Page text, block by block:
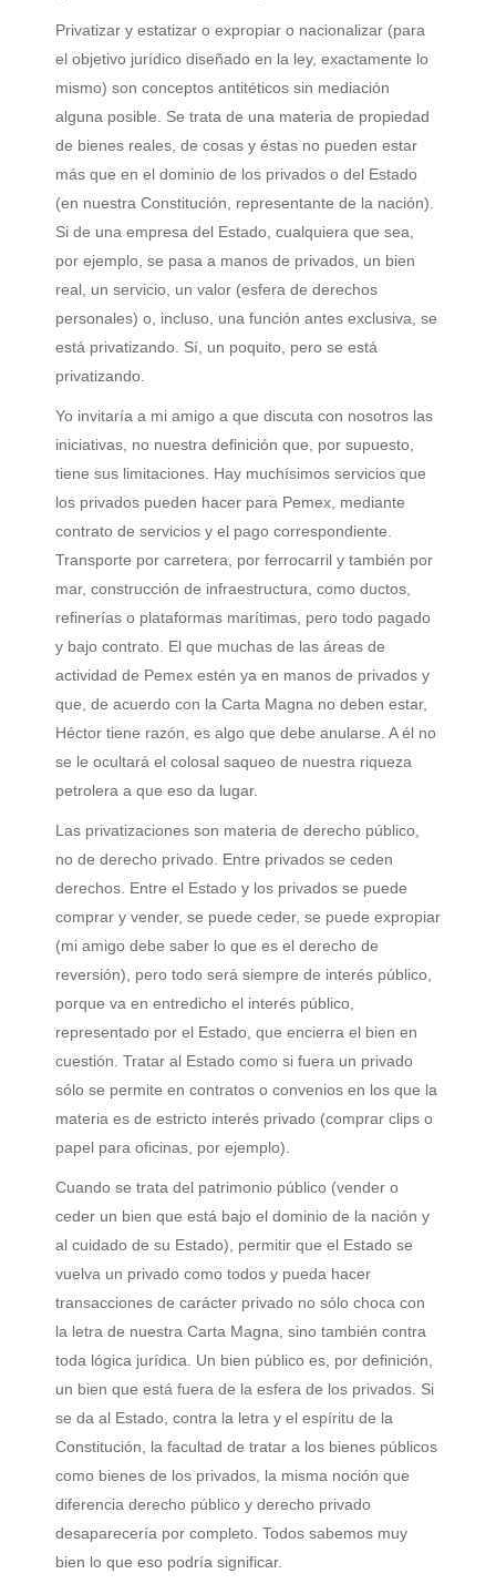
Privatizar y estatizar o expropiar o nacionalizar (para
el objetivo jurídico diseñado en la ley, exactamente lo
mismo) son conceptos antitéticos sin mediación
alguna posible. Se trata de una materia de propiedad
de bienes reales, de cosas y éstas no pueden estar
más que en el dominio de los privados o del Estado
(en nuestra Constitución, representante de la nación).
Si de una empresa del Estado, cualquiera que sea,
por ejemplo, se pasa a manos de privados, un bien
real, un servicio, un valor (esfera de derechos
personales) o, incluso, una función antes exclusiva, se
está privatizando. Sí, un poquito, pero se está
privatizando.
Yo invitaría a mi amigo a que discuta con nosotros las
iniciativas, no nuestra definición que, por supuesto,
tiene sus limitaciones. Hay muchísimos servicios que
los privados pueden hacer para Pemex, mediante
contrato de servicios y el pago correspondiente.
Transporte por carretera, por ferrocarril y también por
mar, construcción de infraestructura, como ductos,
refinerías o plataformas marítimas, pero todo pagado
y bajo contrato. El que muchas de las áreas de
actividad de Pemex estén ya en manos de privados y
que, de acuerdo con la Carta Magna no deben estar,
Héctor tiene razón, es algo que debe anularse. A él no
se le ocultará el colosal saqueo de nuestra riqueza
petrolera a que eso da lugar.
Las privatizaciones son materia de derecho público,
no de derecho privado. Entre privados se ceden
derechos. Entre el Estado y los privados se puede
comprar y vender, se puede ceder, se puede expropiar
(mi amigo debe saber lo que es el derecho de
reversión), pero todo será siempre de interés público,
porque va en entredicho el interés público,
representado por el Estado, que encierra el bien en
cuestión. Tratar al Estado como si fuera un privado
sólo se permite en contratos o convenios en los que la
materia es de estricto interés privado (comprar clips o
papel para oficinas, por ejemplo).
Cuando se trata del patrimonio público (vender o
ceder un bien que está bajo el dominio de la nación y
al cuidado de su Estado), permitir que el Estado se
vuelva un privado como todos y pueda hacer
transacciones de carácter privado no sólo choca con
la letra de nuestra Carta Magna, sino también contra
toda lógica jurídica. Un bien público es, por definición,
un bien que está fuera de la esfera de los privados. Si
se da al Estado, contra la letra y el espíritu de la
Constitución, la facultad de tratar a los bienes públicos
como bienes de los privados, la misma noción que
diferencia derecho público y derecho privado
desaparecería por completo. Todos sabemos muy
bien lo que eso podría significar.